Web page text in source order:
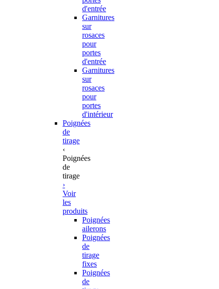
d'entrée
Garnitures
sur
rosaces
pour
portes
d'entrée
Garnitures
sur
rosaces
pour
portes
d'intérieur
Poignées
de
tirage
‹
Poignées
de
tirage
›
Voir
les
produits
Poignées
ailerons
Poignées
de
tirage
fixes
Poignées
de